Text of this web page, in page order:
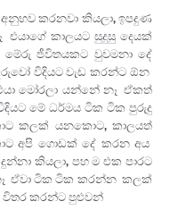
කරනවා කියලා, ඉපදුණ
කාලයට සුදුසු දෙයක්
ජීවිතයකට වුවමනා දේ
විදියට වැඩ කරන්ට ඕන.
මෝරලා යන්නේ නෑ. ඒකත්
මේ ධර්මය ටික ටික පුරුදු
කලක් යනකොට, කාලයත්
අපි ගොඩක් දේ කරන අය.
කියලා, පහ ම එක පාරට
ඒවා ටික ටික කරන්න. කලක්
කරන්ට පුළුවන්.